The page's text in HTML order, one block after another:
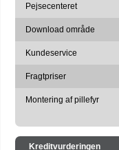
Pejsecenteret
Download område
Kundeservice
Fragtpriser
Montering af pillefyr
Kreditvurderingen